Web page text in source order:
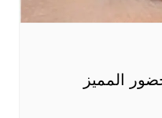
المميز